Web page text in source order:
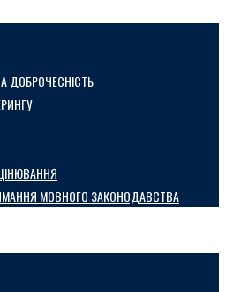
ДОБРОЧЕСНІСТЬ
МОВНОГО ЗАКОНОДАВСТВА